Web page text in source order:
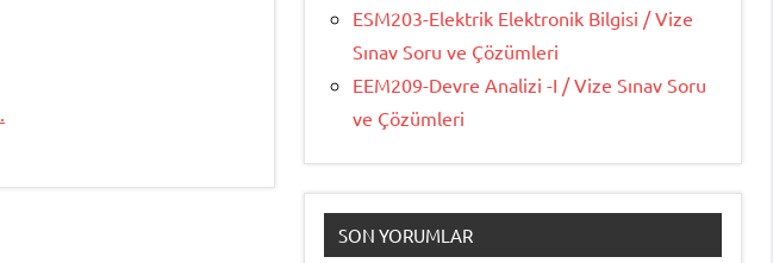
ESM203-Elektrik Elektronik Bilgisi / Vize
Sınav Soru ve Çözümleri
EEM209-Devre Analizi -I / Vize Sınav Soru
ve Çözümleri
SON YORUMLAR